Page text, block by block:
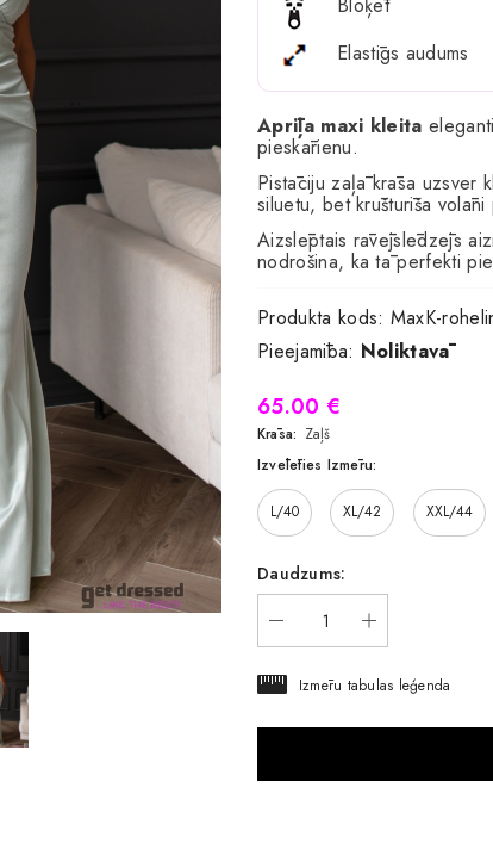
Elastīgs audums
Aprīļa maxi kleita
pieskārienu.
Pistāciju zaļā krāsa uzsver
siluetu, bet krūšturīša
Aizslēptais rāvējslēdzējs
nodrošina, ka tā perfekti
Produkta kods: MaxK-
Pieejamība: Noliktavā
65.00 €
Krāsa: Zaļš
Izvēlēties Izmēru:
L/40 XL/42 XXL/44
Daudzums:
Izmēru tabulas leģenda